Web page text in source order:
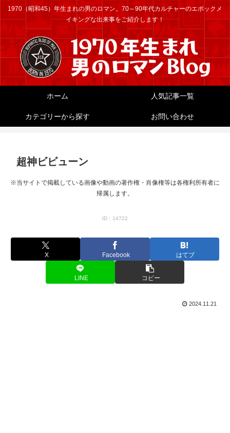
1970（昭和45）年生まれの男のロマン。70～90年代カルチャーのエポックメ
イキングな出来事をご紹介します！
ホーム 人気記事一覧
カテゴリーから探す お問い合わせ
超神ビビューン
※当サイトで掲載している画像や動画の著作権・肖像権等は各権利所有者に
帰属します。
ID：14722
X Facebook はてブ
LINE コピー
2024.11.21